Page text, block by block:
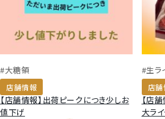
#大糖領
店舗情報
【店舗情報】出荷ピークにつき少しお
値下げ
#生ラ
店舗
【店
大ラ